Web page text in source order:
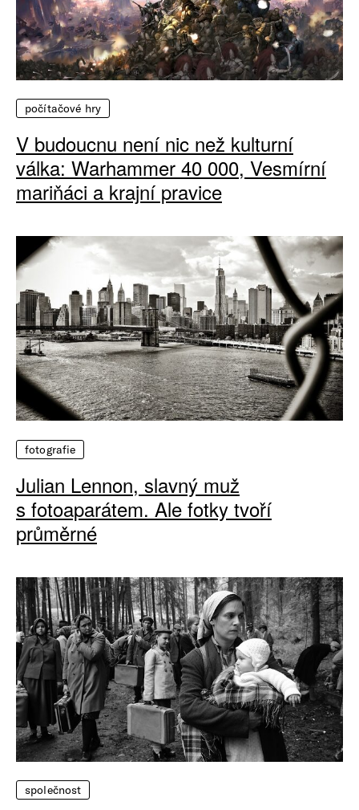
počítačové hry
V budoucnu není nic než kulturní
válka: Warhammer 40 000, Vesmírní
mariňáci a krajní pravice
fotografie
Julian Lennon, slavný muž
s fotoaparátem. Ale fotky tvoří
průměrné
společnost